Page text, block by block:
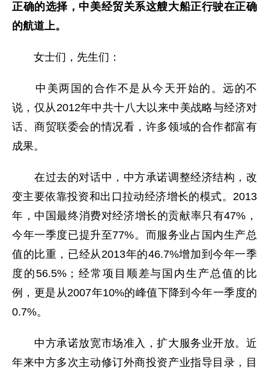
正确的选择，中美经贸关系这艘大船正行驶在正确
的航道上。
女士们，先生们：
中美两国的合作不是从今天开始的。远的不
说，仅从2012年中共十八大以来中美战略与经济对
话、商贸联委会的情况看，许多领域的合作都富有
成果。
在过去的对话中，中方承诺调整经济结构，改
变主要依靠投资和出口拉动经济增长的模式。2013
年，中国最终消费对经济增长的贡献率只有47%，
今年一季度已提升至77%。而服务业占国内生产总
值的比重，已经从2013年的46.7%增加到今年一季
度的56.5%；经常项目顺差与国内生产总值的比
例，更是从2007年10%的峰值下降到今年一季度的
0.7%。
中方承诺放宽市场准入，扩大服务业开放。近
年来中方多次主动修订外商投资产业指导目录，目